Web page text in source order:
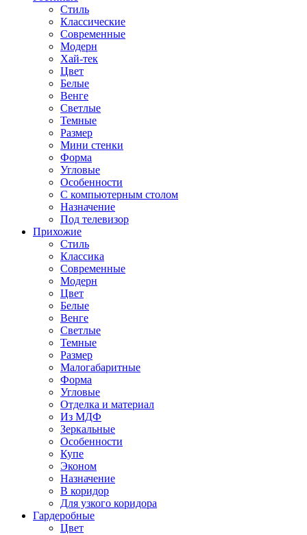
Стиль
Классические
Современные
Модерн
Хай-тек
Цвет
Белые
Венге
Светлые
Темные
Размер
Мини стенки
Форма
Угловые
Особенности
С компьютерным столом
Назначение
Под телевизор
Прихожие
Стиль
Классика
Современные
Модерн
Цвет
Белые
Венге
Светлые
Темные
Размер
Малогабаритные
Форма
Угловые
Отделка и материал
Из МДФ
Зеркальные
Особенности
Купе
Эконом
Назначение
В коридор
Для узкого коридора
Гардеробные
Цвет